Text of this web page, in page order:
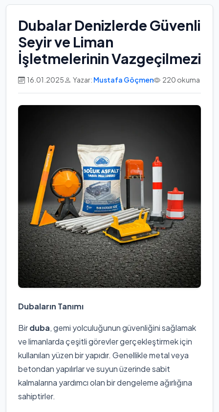
Dubalar Denizlerde Güvenli
Seyir ve Liman
İşletmelerinin Vazgeçilmezi
16.01.2025 Yazar: Mustafa Göçmen 220 okuma
Dubaların Tanımı
Birduba, gemi yolculuğunun güvenliğini sağlamak
ve limanlarda çeşitli görevler gerçekleştirmek için
kullanılan yüzen bir yapıdır. Genellikle metal veya
betondan yapılırlar ve suyun üzerinde sabit
kalmalarına yardımcı olan bir dengeleme ağırlığına
sahiptirler.